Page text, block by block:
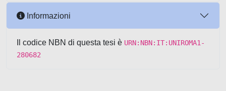
Informazioni
Il codice NBN di questa tesi è URN:NBN:IT:UNIROMA1-
280682